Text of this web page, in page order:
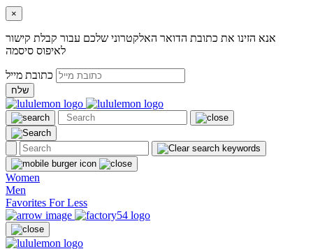
×
אנא הזינו את כתובת הדואר האלקטרוני שלכם עבור קבלת קישור
לאיפוס סיסמה
שלח
Women
Men
Favorites For Less